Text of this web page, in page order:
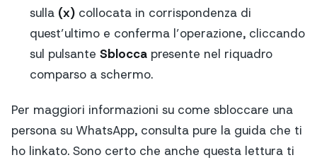
sulla (x)collocata in corrispondenza di
quest’ultimo e conferma l’operazione, cliccando
sul pulsante Sbloccapresente nel riquadro
comparso a schermo.
Per maggiori informazioni su come sbloccare una
persona su WhatsApp, consulta pure la guida che ti
ho linkato. Sono certo che anche questa lettura ti